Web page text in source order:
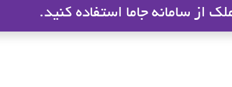
از سامانه جاما استفاده کنید.